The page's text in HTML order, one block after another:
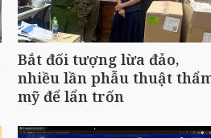
Bắt đối tượng lừa đảo,
nhiều lần phẫu thuật
mỹ để lẩn trốn